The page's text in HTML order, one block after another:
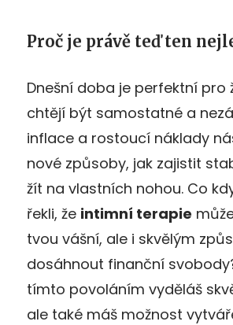
Proč je právě teď ten
Dnešní doba je perfektní pro
chtějí být samostatné a
inflace a rostoucí náklady
nové způsoby, jak zajistit
žít na vlastních nohou. Co
řekli, že intimní terapie
tvou vášní, ale i skvělým
dosáhnout finanční
tímto povoláním vyděláš
ale také máš možnost